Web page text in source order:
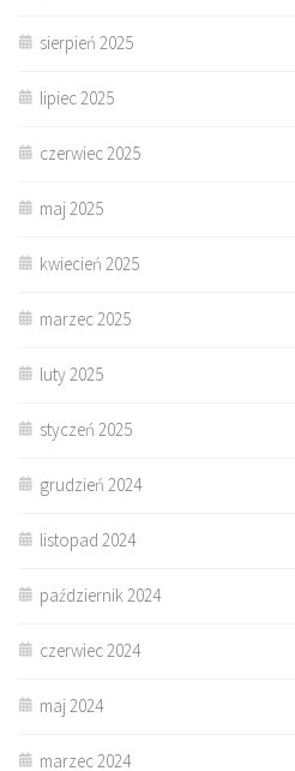
sierpień 2025
lipiec 2025
czerwiec 2025
maj 2025
kwiecień 2025
marzec 2025
luty 2025
styczeń 2025
grudzień 2024
listopad 2024
październik 2024
czerwiec 2024
maj 2024
marzec 2024